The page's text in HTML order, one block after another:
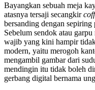
Bayangkan sebuah meja
atasnya tersaji secangkir
bersanding dengan sepiring
Sebelum sendok atau
wajib yang kini hampir
modern, yaitu merogoh
mengambil gambar dari
mendingin itu tidak boleh
gerbang digital bernama